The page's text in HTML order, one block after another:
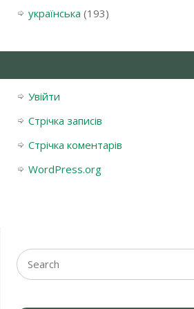
українська (193)
Увійти
Стрічка записів
Стрічка коментарів
WordPress.org